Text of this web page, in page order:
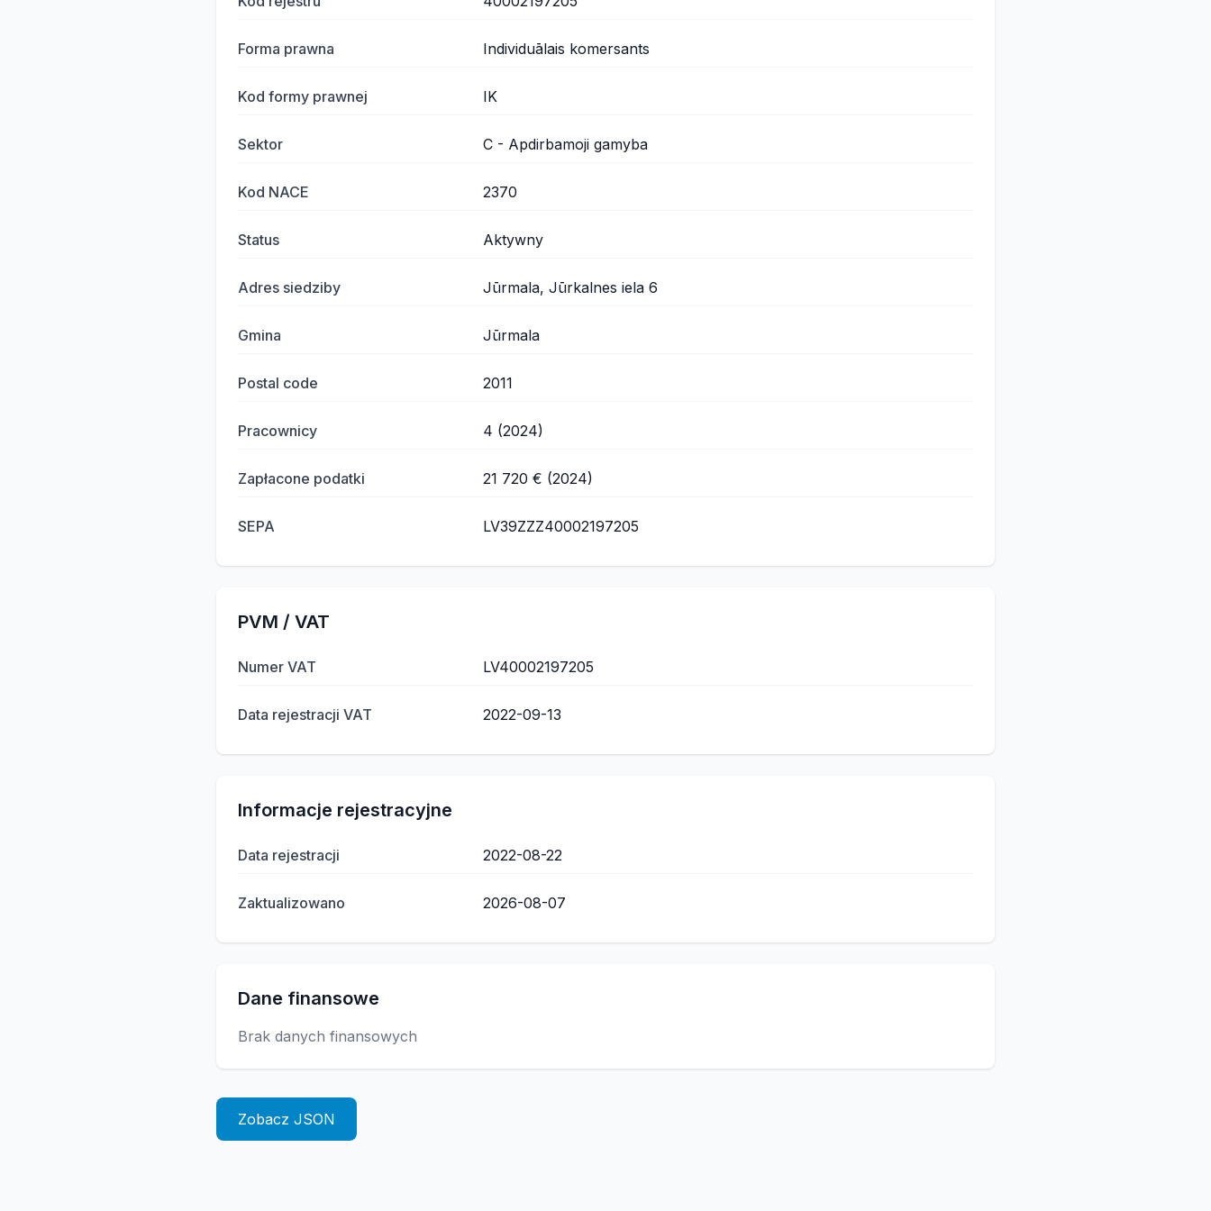
Forma prawna Individuālais komersants
Kod formy prawnej IK
Sektor C - Apdirbamoji gamyba
Kod NACE 2370
Status Aktywny
Adres siedziby Jūrmala, Jūrkalnes iela 6
Gmina Jūrmala
Postal code 2011
Pracownicy 4 (2024)
Zapłacone podatki 21 720 € (2024)
SEPA LV39ZZZ40002197205
PVM / VAT
Numer VAT LV40002197205
Data rejestracji VAT 2022-09-13
Informacje rejestracyjne
Data rejestracji 2022-08-22
Zaktualizowano 2026-08-07
Dane finansowe
Brak danych finansowych
Zobacz JSON